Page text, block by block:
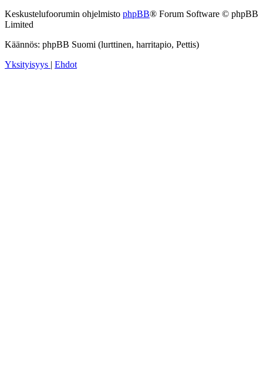
Keskustelufoorumin ohjelmisto phpBB® Forum Software © phpBB
Limited
Käännös: phpBB Suomi (lurttinen, harritapio, Pettis)
Yksityisyys
Ehdot